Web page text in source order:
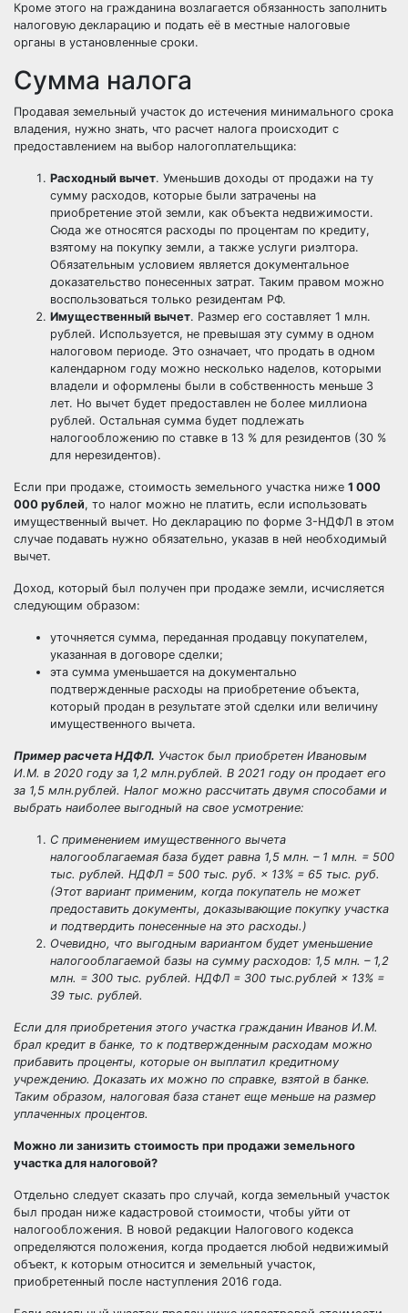
Кроме этого на гражданина возлагается обязанность заполнить
налоговую декларацию и подать её в местные налоговые
органы в установленные сроки.
Сумма налога
Продавая земельный участок до истечения минимального срока
владения, нужно знать, что расчет налога происходит с
предоставлением на выбор налогоплательщика:
Расходный вычет. Уменьшив доходы от продажи на ту
сумму расходов, которые были затрачены на
приобретение этой земли, как объекта недвижимости.
Сюда же относятся расходы по процентам по кредиту,
взятому на покупку земли, а также услуги риэлтора.
Обязательным условием является документальное
доказательство понесенных затрат. Таким правом можно
воспользоваться только резидентам РФ.
Имущественный вычет. Размер его составляет 1 млн.
рублей. Используется, не превышая эту сумму в одном
налоговом периоде. Это означает, что продать в одном
календарном году можно несколько наделов, которыми
владели и оформлены были в собственность меньше 3
лет. Но вычет будет предоставлен не более миллиона
рублей. Остальная сумма будет подлежать
налогообложению по ставке в 13 % для резидентов (30 %
для нерезидентов).
Если при продаже, стоимость земельного участка ниже 1 000
000 рублей, то налог можно не платить, если использовать
имущественный вычет. Но декларацию по форме 3-НДФЛ в этом
случае подавать нужно обязательно, указав в ней необходимый
вычет.
Доход, который был получен при продаже земли, исчисляется
следующим образом:
уточняется сумма, переданная продавцу покупателем,
указанная в договоре сделки;
эта сумма уменьшается на документально
подтвержденные расходы на приобретение объекта,
который продан в результате этой сделки или величину
имущественного вычета.
Пример расчета НДФЛ. Участок был приобретен Ивановым
И.М. в 2020 году за 1,2 млн.рублей. В 2021 году он продает его
за 1,5 млн.рублей. Налог можно рассчитать двумя способами и
выбрать наиболее выгодный на свое усмотрение:
С применением имущественного вычета
налогооблагаемая база будет равна 1,5 млн. – 1 млн. = 500
тыс. рублей. НДФЛ = 500 тыс. руб. × 13% = 65 тыс. руб.
(Этот вариант применим, когда покупатель не может
предоставить документы, доказывающие покупку участка
и подтвердить понесенные на это расходы.)
Очевидно, что выгодным вариантом будет уменьшение
налогооблагаемой базы на сумму расходов: 1,5 млн. – 1,2
млн. = 300 тыс. рублей. НДФЛ = 300 тыс.рублей × 13% =
39 тыс. рублей.
Если для приобретения этого участка гражданин Иванов И.М.
брал кредит в банке, то к подтвержденным расходам можно
прибавить проценты, которые он выплатил кредитному
учреждению. Доказать их можно по справке, взятой в банке.
Таким образом, налоговая база станет еще меньше на размер
уплаченных процентов.
Можно ли занизить стоимость при продажи земельного
участка для налоговой?
Отдельно следует сказать про случай, когда земельный участок
был продан ниже кадастровой стоимости, чтобы уйти от
налогообложения. В новой редакции Налогового кодекса
определяются положения, когда продается любой недвижимый
объект, к которым относится и земельный участок,
приобретенный после наступления 2016 года.